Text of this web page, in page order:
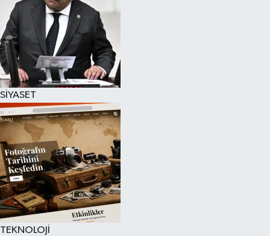
SİYASET
TEKNOLOJİ